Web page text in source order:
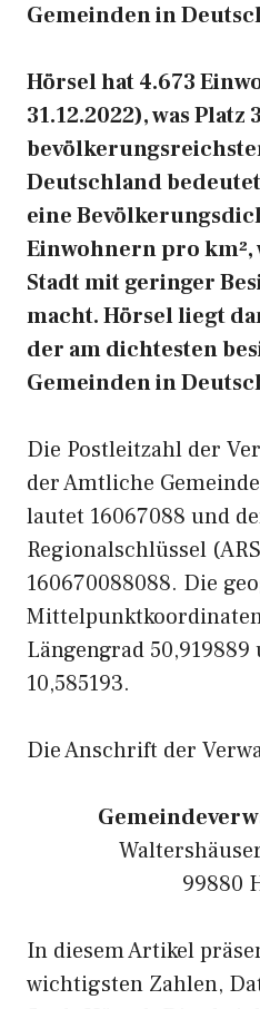
Gemeinden in
Hörsel hat 4.673
31.12.2022), was
Deutschland
eine
Einwohnern pro km²,
Stadt mit geringer
macht. Hörsel liegt
der am dichtesten
Gemeinden in
Die Postleitzahl der
der Amtliche
lautet 16067088 und
Regionalschlüssel
160670088088. Die
Längengrad
10,585193.
Die Anschrift der
99880
In diesem Artikel
wichtigsten Zahlen,